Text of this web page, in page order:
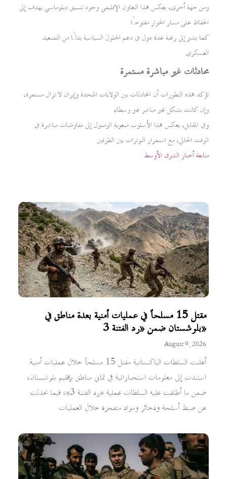
مقتل 15 مسلحاً في عمليات أمنية بعدة مناطق في
بلوشستان ضمن «رد الفتنة 3»
August 9, 2026
أعلنت السلطات الباكستانية مقتل 15 مسلحاً خلال عمليات أمنية
استندت إلى معلومات استخباراتية في ثماني مناطق بإقليم بلوشستان،
ضمن ما أطلقت عليه السلطات عملية «رد الفتنة 3»، فيما تحدثت
عن ضبط أسلحة وذخائر ومواد متفجرة خلال العمليات
ومن جهة أخرى، يعكس هذا التعاون الإقليمي وجود تنسيق دبلوماسي يهدف إلى
الحفاظ على مسار الحوار مفتوحًا
كما يشير إلى رغبة عدة دول في دعم الحلول السياسية بدلًا من التصعيد
العسكري
محادثات غير مباشرة مستمرة
تؤكد هذه التطورات أن المحادثات بين الولايات المتحدة وإيران لا تزال مستمرة،
وإن كانت بشكل غير مباشر عبر وسطاء
وفي المقابل، يعكس هذا الأسلوب صعوبة الوصول إلى مفاوضات مباشرة في
الوقت الحالي، مع استمرار التوترات بين الطرفين
متابعة أخبار الشرق الأوسط